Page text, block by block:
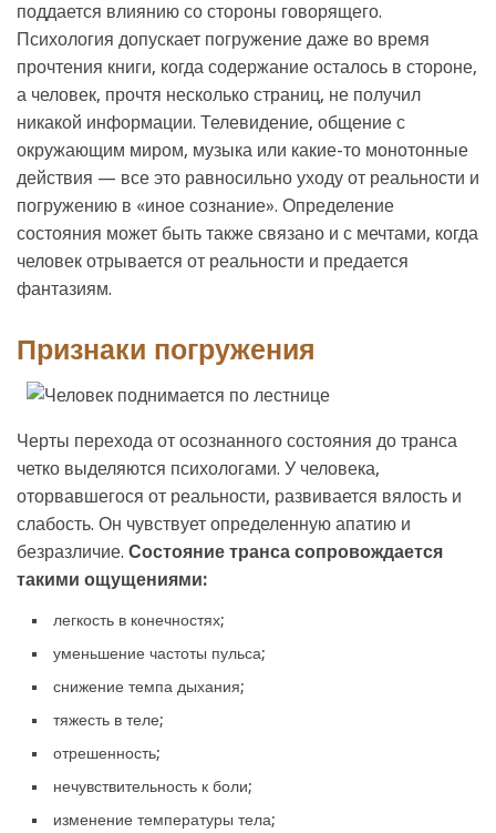
поддается влиянию со стороны говорящего.
Психология допускает погружение даже во время
прочтения книги, когда содержание осталось в стороне,
а человек, прочтя несколько страниц, не получил
никакой информации. Телевидение, общение с
окружающим миром, музыка или какие-то монотонные
действия — все это равносильно уходу от реальности и
погружению в «иное сознание». Определение
состояния может быть также связано и с мечтами, когда
человек отрывается от реальности и предается
фантазиям.
Признаки погружения
Черты перехода от осознанного состояния до транса
четко выделяются психологами. У человека,
оторвавшегося от реальности, развивается вялость и
слабость. Он чувствует определенную апатию и
безразличие. Состояние транса сопровождается
такими ощущениями:
легкость в конечностях;
уменьшение частоты пульса;
снижение темпа дыхания;
тяжесть в теле;
отрешенность;
нечувствительность к боли;
изменение температуры тела;